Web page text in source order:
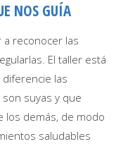
NOS GUÍA
reconocer las
El taller está
las
suyas y que
los demás, de modo
saludables